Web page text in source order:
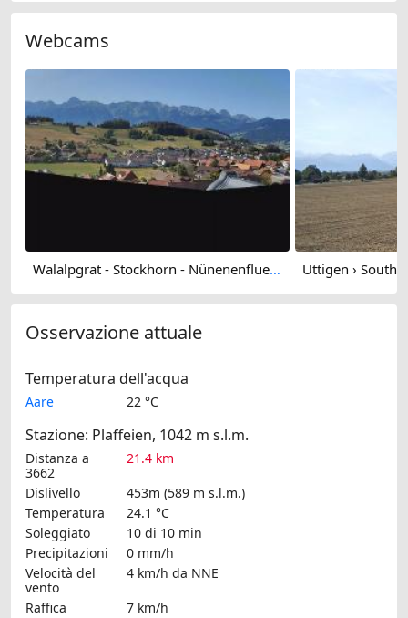
Webcams
Walalpgrat - Stockhorn - Nünenenflue - Gantrisch
Osservazione attuale
Temperatura dell'acqua
Aare 22 °C
Stazione: Plaffeien, 1042 m s.l.m.
Distanza a
3662
21.4 km
Dislivello
453m (589 m s.l.m.)
Temperatura
24.1 °C
Soleggiato
10 di 10 min
Precipitazioni
0 mm/h
Velocità del
vento
4 km/h da NNE
Raffica
7 km/h